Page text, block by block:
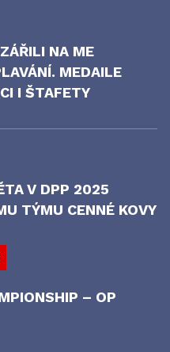
NA ME
MEDAILE
I ŠTAFETY
V DPP 2025
TÝMU CENNÉ KOVY
– OP